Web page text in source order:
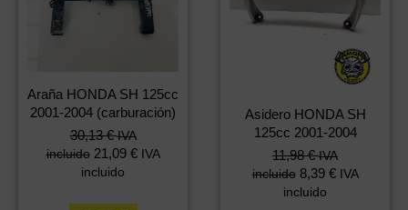
Araña HONDA SH 125cc
2001-2004 (carburación)
30,13€ IVA
incluido 21,09 € IVA
incluido
Asidero HONDA SH
125cc 2001-2004
El
precio
original
11,98€El
precio
actual
IVA
incluido 8,39 € IVA
incluido